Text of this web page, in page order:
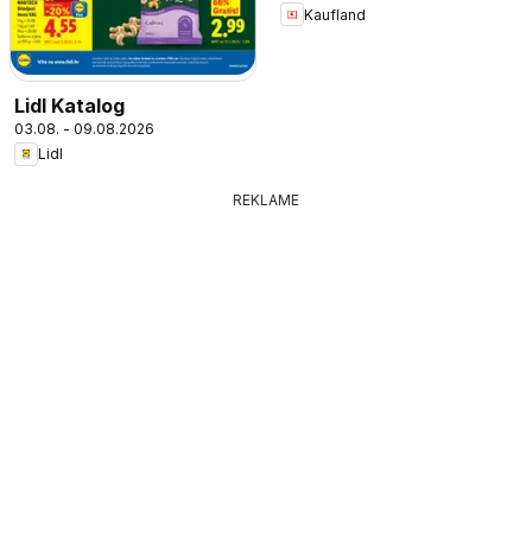
Lidl Katalog
03.08. - 09.08.2026
Lidl
Kaufland
REKLAME